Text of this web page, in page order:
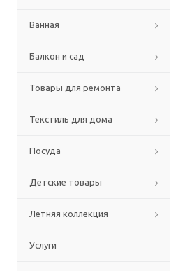
Ванная
Балкон и сад
Товары для ремонта
Текстиль для дома
Посуда
Детские товары
Летняя коллекция
Услуги